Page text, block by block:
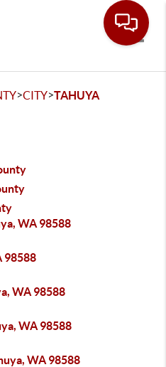
>CITY>TAHUYA
WA 98588
98588
WA 98588
WA 98588
WA 98588